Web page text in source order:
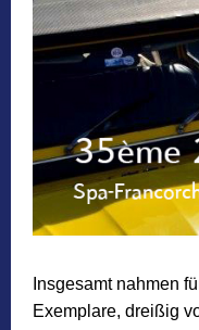
Insgesamt nahmen
Exemplare, dreißig